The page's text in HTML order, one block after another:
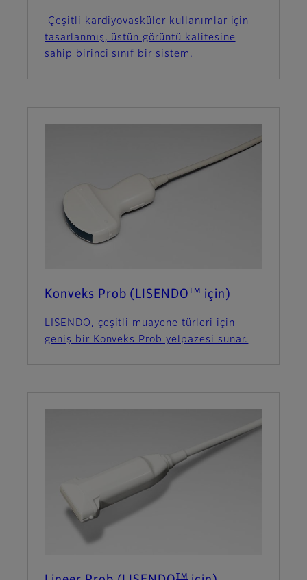
Çeşitli kardiyovasküler kullanımlar için
tasarlanmış, üstün görüntü kalitesine
sahip birinci sınıf bir sistem.
Konveks Prob (LISENDO TM için)
LISENDO, çeşitli muayene türleri için
geniş bir Konveks Prob yelpazesi sunar.
TM